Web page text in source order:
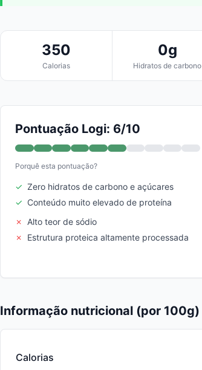
350
Calorias
0g
Hidratos de carbono
Pontuação Logi: 6/10
Porquê esta pontuação?
✓ Zero hidratos de carbono e açúcares
✓ Conteúdo muito elevado de proteína
✗
Alto teor de sódio
✗
Estrutura proteica altamente processada
Informação nutricional (por 100g)
Calorias